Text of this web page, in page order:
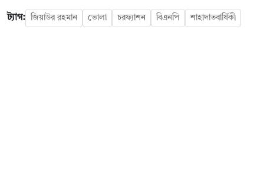
ট্যাগ: জিয়াউর রহমান ভোলা চরফ্যাশন বিএনপি শাহাদাতবার্ষিকী